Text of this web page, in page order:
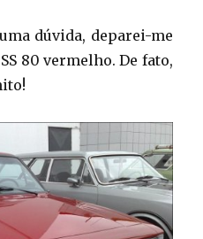
dúvida, deparei-me
80 vermelho. De fato,